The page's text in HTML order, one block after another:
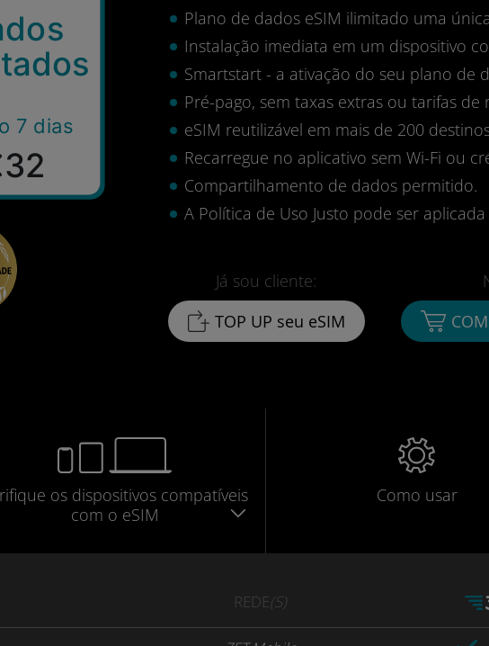
7 dias
Plano de dados eSIM ilimitado uma
Instalação imediata em um dispositivo
Smartstart - a ativação do seu plano de
Pré-pago, sem taxas extras ou tarifas de
eSIM reutilizável em mais de 200
Recarregue no aplicativo sem Wi-Fi ou
Compartilhamento de dados permitido.
A Política de Uso Justo pode ser aplicada
Já sou cliente:
TOP UP seu eSIM
os dispositivos compatíveis
com o eSIM
Como usar
REDE(S)